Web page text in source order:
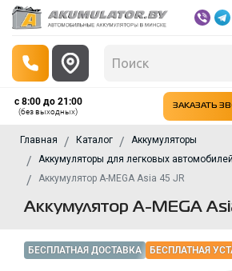
с 8:00 до 21:00
(без выходных)
ЗАКАЗАТЬ
Главная Каталог
Аккумуляторы
Аккумуляторы для легковых автомобилей
Аккумулятор A-MEGA Asia 45 JR
Аккумулятор A-MEGA
БЕСПЛАТНАЯ ДОСТАВКА БЕСПЛАТНАЯ